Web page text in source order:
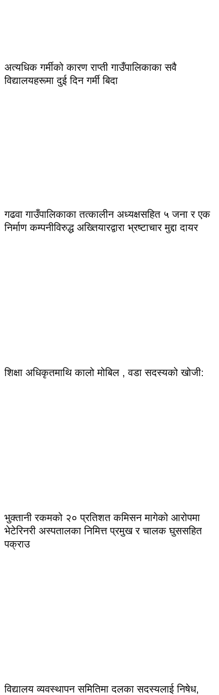
अत्यधिक गर्मीको कारण राप्ती गाउँपालिकाका सवै
विद्यालयहरूमा दुई दिन गर्मी बिदा
गढवा गाउँपालिकाका तत्कालीन अध्यक्षसहित ५ जना र एक
निर्माण कम्पनीविरुद्ध अख्तियारद्वारा भ्रष्टाचार मुद्दा दायर
शिक्षा अधिकृतमाथि कालो मोबिल , वडा सदस्यको खोजी:
भुक्तानी रकमको २० प्रतिशत कमिसन मागेको आरोपमा
भेटेरिनरी अस्पतालका निमित्त प्रमुख र चालक घुससहित
पक्राउ
विद्यालय व्यवस्थापन समितिमा दलका सदस्यलाई निषेध,